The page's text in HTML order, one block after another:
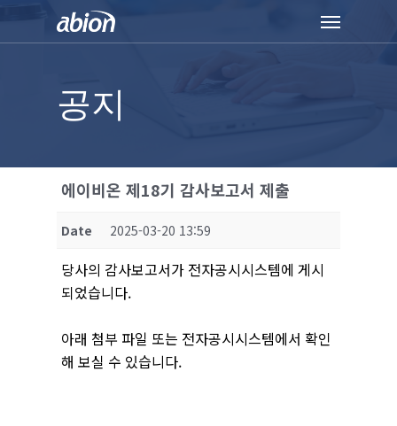
Menu
공지
에이비온 제18기 감사보고서 제출
Date 2025-03-20 13:59
당사의 감사보고서가 전자공시시스템에 게시
되었습니다.
아래 첨부 파일 또는 전자공시시스템에서 확인
해 보실 수 있습니다.